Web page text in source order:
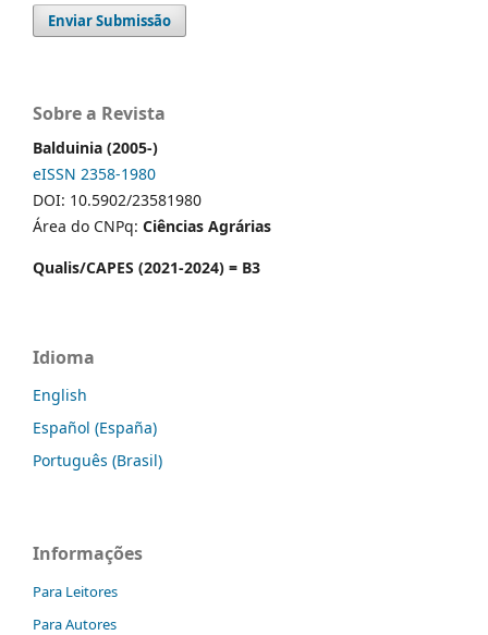
Enviar Submissão
Sobre a Revista
Balduinia (2005-)
eISSN 2358-1980
DOI: 10.5902/23581980
Área do CNPq: Ciências Agrárias
Qualis/CAPES (2021-2024) = B3
Idioma
English
Español (España)
Português (Brasil)
Informações
Para Leitores
Para Autores